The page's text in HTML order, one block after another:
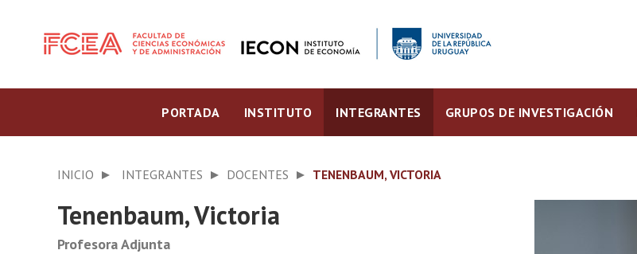
PORTADA INSTITUTO INTEGRANTES GRUPOS DE INVESTIGACIÓN
INICIO INTEGRANTES DOCENTES TENENBAUM, VICTORIA
Tenenbaum, Victoria
Profesora Adjunta